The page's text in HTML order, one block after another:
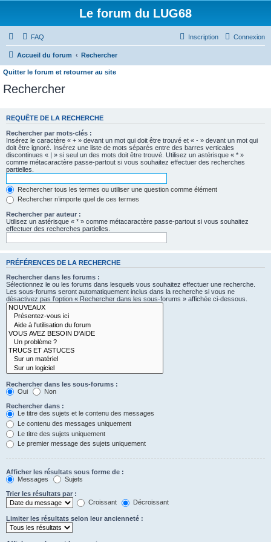
Le forum du LUG68
FAQ Connexion
Inscription
Accueil du forum Rechercher
Quitter le forum et retourner au site
Rechercher
REQUÊTE DE LA RECHERCHE
Rechercher par mots-clés :
Insérez le caractère « + » devant un mot qui doit être trouvé et « - » devant un mot qui
doit être ignoré. Insérez une liste de mots séparés entre des barres verticales
discontinues « | » si seul un des mots doit être trouvé. Utilisez un astérisque « * »
comme métacaractère passe-partout si vous souhaitez effectuer des recherches
partielles.
Rechercher tous les termes ou utiliser une question comme élément
Rechercher n’importe quel de ces termes
Rechercher par auteur :
Utilisez un astérisque « * » comme métacaractère passe-partout si vous souhaitez
effectuer des recherches partielles.
PRÉFÉRENCES DE LA RECHERCHE
Rechercher dans les forums :
Sélectionnez le ou les forums dans lesquels vous souhaitez effectuer une recherche.
Les sous-forums seront automatiquement inclus dans la recherche si vous ne
désactivez pas l’option « Rechercher dans les sous-forums » affichée ci-dessous.
Rechercher dans les sous-forums :
Oui
Non
Rechercher dans :
Le titre des sujets et le contenu des messages
Le contenu des messages uniquement
Le titre des sujets uniquement
Le premier message des sujets uniquement
Afficher les résultats sous forme de :
Messages
Sujets
Trier les résultats par :
Croissant
Décroissant
Limiter les résultats selon leur ancienneté :